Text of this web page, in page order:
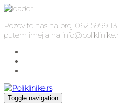
Pozovite nas na broj 062 5999
putem imejla na
Toggle navigation